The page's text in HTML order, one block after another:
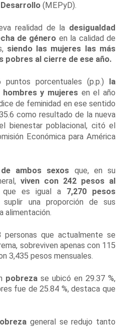
(MEPyD).
realidad de la desigualdad
de género en la calidad de
siendo las mujeres las más
pobres al cierre de ese año.
porcentuales (p.p.)
la
y mujeres en el año
de feminidad en ese sentido
como resultado de la nueva
bienestar poblacional, citó el
Económica para América
ambos sexos que, en su
viven con 242 pesos al
es igual a 7,270 pesos
una proporción de sus
alimentación.
que actualmente se
sobreviven apenas con 115
3,435 pesos mensuales.
pobreza se ubicó en 29.37 %,
fue de 25.84 %, destaca que
general se redujo tanto